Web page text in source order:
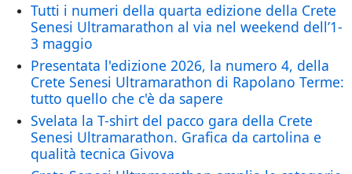
Tutti i numeri della quarta edizione della Crete
Senesi Ultramarathon al via nel weekend dell’1-
3 maggio
Presentata l'edizione 2026, la numero 4, della
Crete Senesi Ultramarathon di Rapolano Terme:
tutto quello che c'è da sapere
Svelata la T-shirt del pacco gara della Crete
Senesi Ultramarathon. Grafica da cartolina e
qualità tecnica Givova